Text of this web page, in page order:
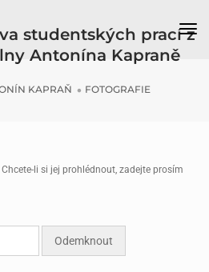
studentských prací z
Antonína Kapraně
KAPRAŇ FOTOGRAFIE
li si jej prohlédnout, zadejte prosím